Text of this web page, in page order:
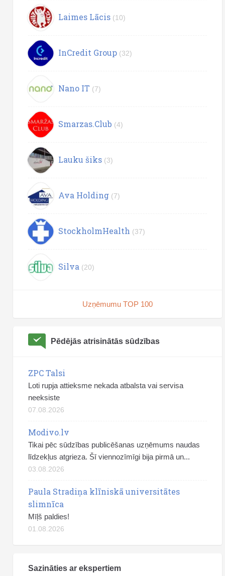
Laimes Lācis (10)
InCredit Group (32)
Nano IT (7)
Smarzas.Club (4)
Lauku šiks (3)
Ava Holding (7)
StockholmHealth (37)
Silva (20)
Uzņēmumu TOP 100
Pēdējās atrisinātās sūdzības
ZPC Talsi
Loti rupja attieksme nekada atbalsta vai servisa
neeksiste
07.08.2026
Modivo.lv
Tikai pēc sūdzības publicēšanas uzņēmums naudas
līdzekļus atgrieza. Šī viennozīmīgi bija pirmā un...
03.08.2026
Paula Stradiņa klīniskā universitātes
slimnīca
Mīļš paldies!
01.08.2026
Sazināties ar ekspertiem